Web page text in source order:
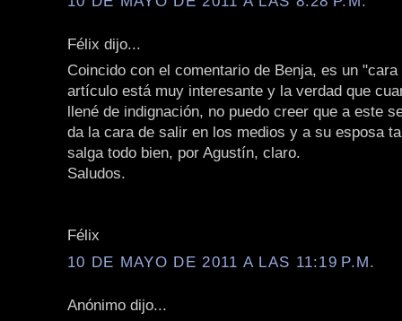
Félix dijo...
Coincido con el comentario de Benja, es un
artículo está muy interesante y la verdad que
llené de indignación, no puedo creer que a este
da la cara de salir en los medios y a su esposa
salga todo bien, por Agustín, claro.
Saludos.
Félix
10 DE MAYO DE 2011 A LAS 11:19 P.M.
Anónimo dijo...